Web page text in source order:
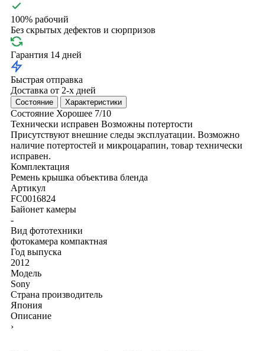
100% рабочий
Без скрытых дефектов и сюрпризов
Гарантия 14 дней
Быстрая отправка
Доставка от 2-х дней
Состояние Характеристики
Состояние Хорошее 7/10
Технически исправен Возможны потертости
Присутствуют внешние следы эксплуатации. Возможно
наличие потертостей и микроцарапин, товар технически
исправен.
Комплектация
Ремень крышка объектива бленда
Артикул
FC0016824
Байонет камеры
-
Вид фототехники
фотокамера компактная
Год выпуска
2012
Модель
Sony
Страна производитель
Япония
Описание
›